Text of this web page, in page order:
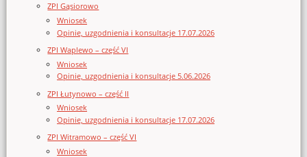
ZPI Gąsiorowo
Wniosek
Opinie, uzgodnienia i konsultacje 17.07.2026
ZPI Waplewo – część VI
Wniosek
Opinie, uzgodnienia i konsultacje 5.06.2026
ZPI Łutynowo – część II
Wniosek
Opinie, uzgodnienia i konsultacje 17.07.2026
ZPI Witramowo – część VI
Wniosek